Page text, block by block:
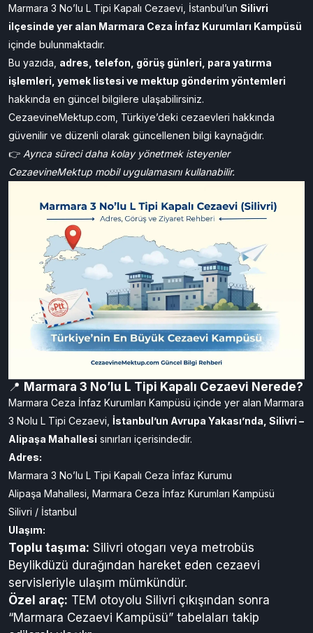
Marmara 3 No’lu L Tipi Kapalı Cezaevi, İstanbul’un Silivri
ilçesinde yer alan Marmara Ceza İnfaz Kurumları Kampüsü
içinde bulunmaktadır.
Bu yazıda, adres, telefon, görüş günleri, para yatırma
işlemleri, yemek listesi ve mektup gönderim yöntemleri
hakkında en güncel bilgilere ulaşabilirsiniz.
CezaevineMektup.com, Türkiye’deki cezaevleri hakkında
güvenilir ve düzenli olarak güncellenen bilgi kaynağıdır.
👉 Ayrıca süreci daha kolay yönetmek isteyenler
CezaevineMektup mobil uygulamasını kullanabilir.
📍 Marmara 3 No’lu L Tipi Kapalı Cezaevi Nerede?
Marmara Ceza İnfaz Kurumları Kampüsü içinde yer alan Marmara
3 Nolu L Tipi Cezaevi, İstanbul’un Avrupa Yakası’nda, Silivri –
Alipaşa Mahallesi sınırları içerisindedir.
Adres:
Marmara 3 No’lu L Tipi Kapalı Ceza İnfaz Kurumu
Alipaşa Mahallesi, Marmara Ceza İnfaz Kurumları Kampüsü
Silivri / İstanbul
Ulaşım:
Toplu taşıma: Silivri otogarı veya metrobüs
Beylikdüzü durağından hareket eden cezaevi
servisleriyle ulaşım mümkündür.
Özel araç: TEM otoyolu Silivri çıkışından sonra
“Marmara Cezaevi Kampüsü” tabelaları takip